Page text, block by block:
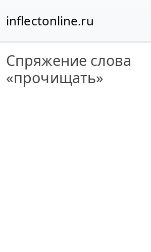
inflectonline.ru
Спряжение слова
«прочищать»